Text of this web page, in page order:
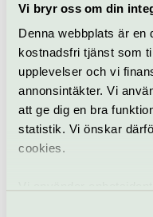
Vi bryr oss om din
Denna webbplats är en
kostnadsfri tjänst som
upplevelser och vi
annonsintäkter. Vi
att ge dig en bra
statistik. Vi önskar
cookies.
Julmarknader
duggar tätt i
Stockholm –
favorit!